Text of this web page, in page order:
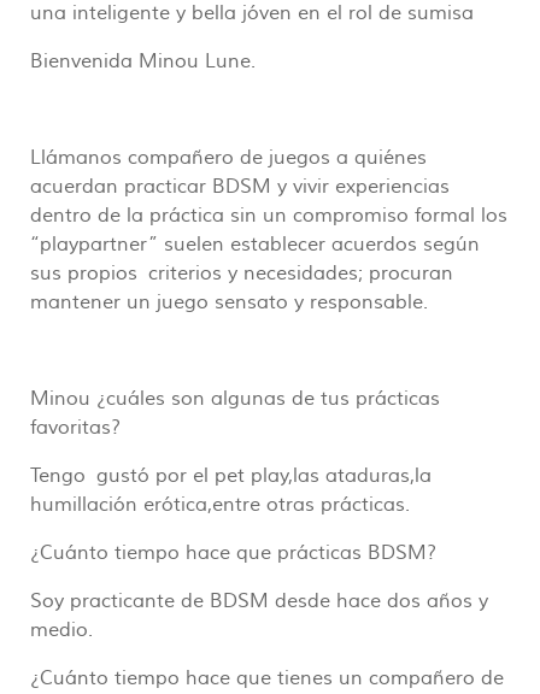
una inteligente y bella jóven en el rol de sumisa
Bienvenida Minou Lune.
Llámanos compañero de juegos a quiénes
acuerdan practicar BDSM y vivir experiencias
dentro de la práctica sin un compromiso formal los
“playpartner” suelen establecer acuerdos según
sus propios criterios y necesidades; procuran
mantener un juego sensato y responsable.
Minou ¿cuáles son algunas de tus prácticas
favoritas?
Tengo gustó por el pet play,las ataduras,la
humillación erótica,entre otras prácticas.
¿Cuánto tiempo hace que prácticas BDSM?
Soy practicante de BDSM desde hace dos años y
medio.
¿Cuánto tiempo hace que tienes un compañero de